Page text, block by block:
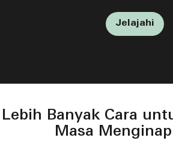
Jelajahi
Jelajahi
Lebih Banyak Cara
Masa